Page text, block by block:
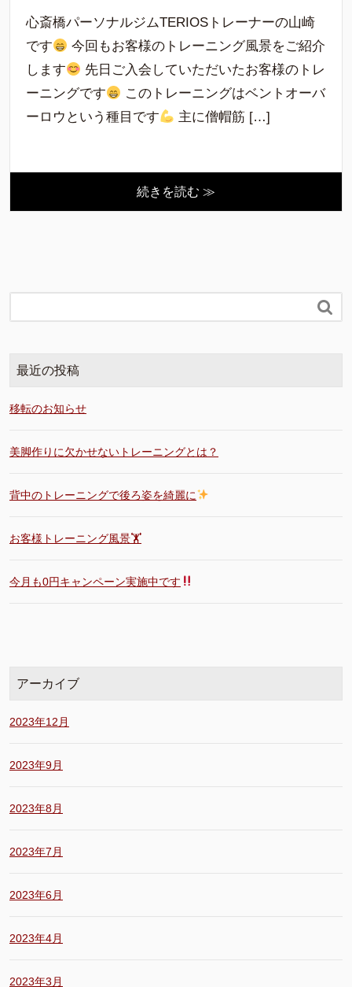
心斎橋パーソナルジムTERIOSトレーナーの山崎
です
今回もお客様のトレーニング風景をご紹介
します
先日ご入会していただいたお客様のトレ
ーニングです
このトレーニングはベントオーバ
ーロウという種目です
主に僧帽筋 […]
続きを読む ≫

最近の投稿
移転のお知らせ
美脚作りに欠かせないトレーニングとは？
背中のトレーニングで後ろ姿を綺麗に
お客様トレーニング風景🏋️
今月も0円キャンペーン実施中です
アーカイブ
2023年12月
2023年9月
2023年8月
2023年7月
2023年6月
2023年4月
2023年3月